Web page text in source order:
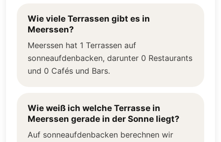
Wie viele Terrassen gibt es in
Meerssen?
Meerssen hat 1 Terrassen auf
sonneaufdenbacken, darunter 0 Restaurants
und 0 Cafés und Bars.
Wie weiß ich welche Terrasse in
Meerssen gerade in der Sonne liegt?
Auf sonneaufdenbacken berechnen wir